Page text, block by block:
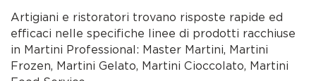
Artigiani e ristoratori trovano risposte rapide ed
efficaci nelle specifiche linee di prodotti racchiuse
in Martini Professional: Master Martini, Martini
Frozen, Martini Gelato, Martini Cioccolato, Martini